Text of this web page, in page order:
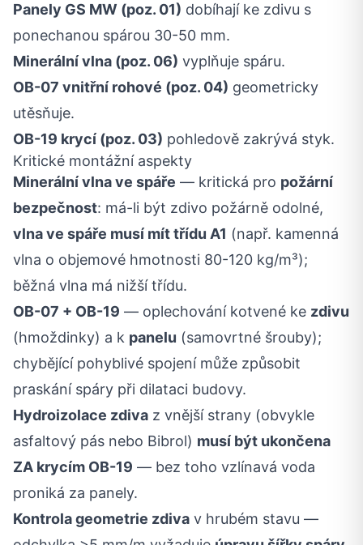
Panely GS MW (poz. 01) dobíhají ke zdivu s
ponechanou spárou 30-50 mm.
Minerální vlna (poz. 06) vyplňuje spáru.
OB-07 vnitřní rohové (poz. 04) geometricky
utěsňuje.
OB-19 krycí (poz. 03) pohledově zakrývá styk.
Kritické montážní aspekty
Minerální vlna ve spáře — kritická pro požární
bezpečnost: má-li být zdivo požárně odolné,
vlna ve spáře musí mít třídu A1 (např. kamenná
vlna o objemové hmotnosti 80-120 kg/m³);
běžná vlna má nižší třídu.
OB-07 + OB-19 — oplechování kotvené ke zdivu
(hmoždinky) a k panelu (samovrtné šrouby);
chybějící pohyblivé spojení může způsobit
praskání spáry při dilataci budovy.
Hydroizolace zdiva z vnější strany (obvykle
asfaltový pás nebo Bibrol) musí být ukončena
ZA krycím OB-19 — bez toho vzlínavá voda
proniká za panely.
Kontrola geometrie zdiva v hrubém stavu —